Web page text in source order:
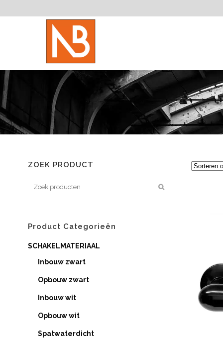
ZOEK PRODUCT
Product Categorieën
SCHAKELMATERIAAL
Inbouw zwart
Opbouw zwart
Inbouw wit
Opbouw wit
Spatwaterdicht